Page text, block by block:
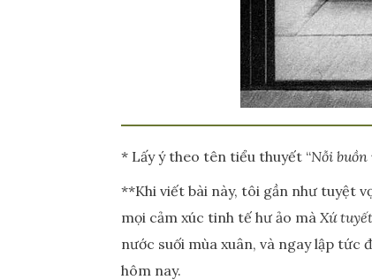
* Lấy ý theo tên tiểu thuyết “Nỗi buồn
**Khi viết bài này, tôi gần như tuyệt
mọi cảm xúc tinh tế hư ảo mà Xứ tuyết
nước suối mùa xuân, và ngay lập tức
hôm nay.